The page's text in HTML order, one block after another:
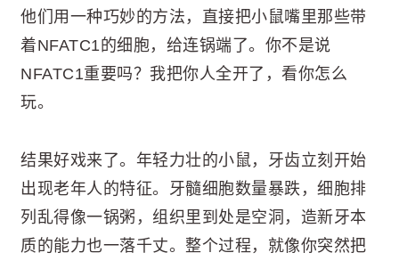
他们用一种巧妙的方法，直接把小鼠嘴里那些带
着NFATC1的细胞，给连锅端了。你不是说
NFATC1重要吗？我把你人全开了，看你怎么
玩。
结果好戏来了。年轻力壮的小鼠，牙齿立刻开始
出现老年人的特征。牙髓细胞数量暴跌，细胞排
列乱得像一锅粥，组织里到处是空洞，造新牙本
质的能力也一落千丈。整个过程，就像你突然把